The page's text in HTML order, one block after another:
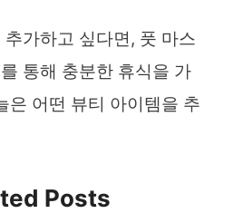
가하고 싶다면, 풋 마스
통해 충분한 휴식을 가
은 어떤 뷰티 아이템을 추
Posts